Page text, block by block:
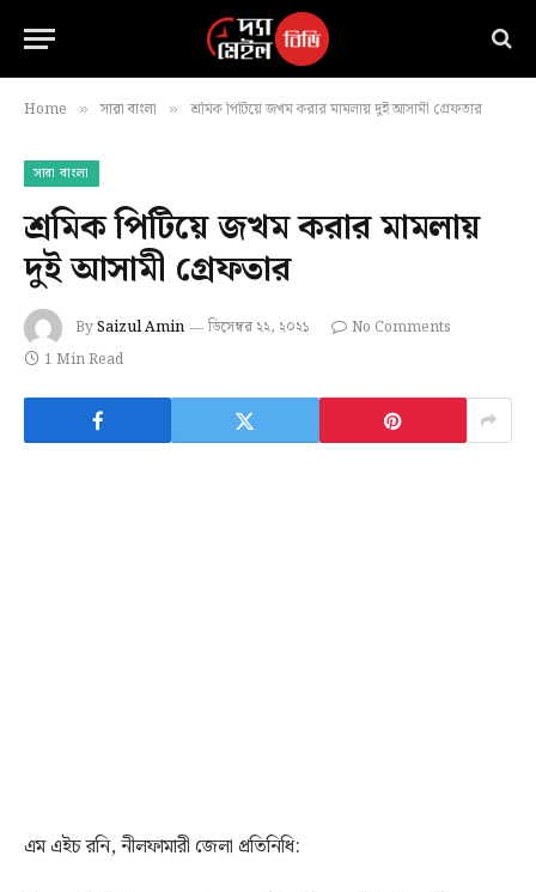
Home » সারা বাংলা » শ্রমিক পিটিয়ে জখম করার মামলায় দুই আসামী গ্রেফতার
সারা বাংলা
শ্রমিক পিটিয়ে জখম করার মামলায়
দুই আসামী গ্রেফতার
BySaizul Amin ডিসেম্বর ২২, ২০২১
No Comments
1 Min Read
এম এইচ রনি, নীলফামারী জেলা প্রতিনিধি: